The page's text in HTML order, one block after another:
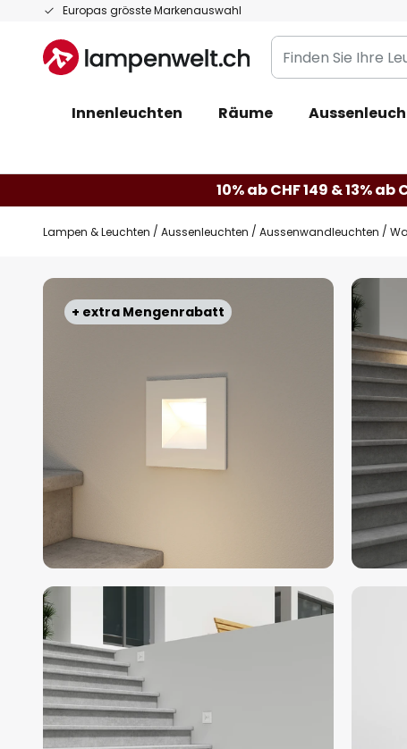
Europas grösste Markenauswahl
Zum
springen
Finden
Sie
Leuchte...
Innenleuchten Räume
10% ab CHF 149 & 13% ab
Lampen & Leuchten Aussenleuchten Aussenwandleuchten
+ extra Mengenrabatt
Zum
Ende